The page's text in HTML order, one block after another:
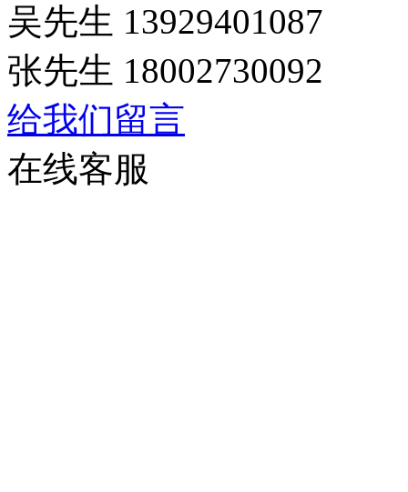
吴先生 13929401087
张先生 18002730092
给我们留言
在线客服